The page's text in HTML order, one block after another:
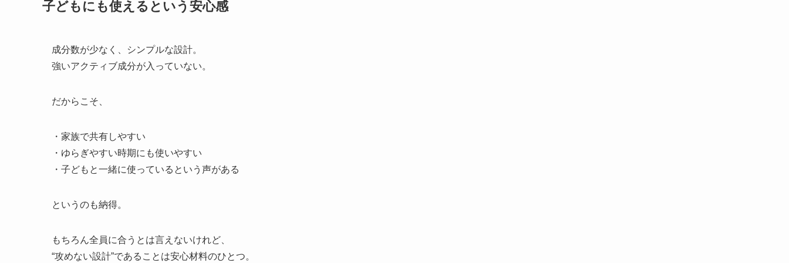
子どもにも使えるという安心感
成分数が少なく、シンプルな設計。
強いアクティブ成分が入っていない。
だからこそ、
・家族で共有しやすい
・ゆらぎやすい時期にも使いやすい
・子どもと一緒に使っているという声がある
というのも納得。
もちろん全員に合うとは言えないけれど、
“攻めない設計”であることは安心材料のひとつ。